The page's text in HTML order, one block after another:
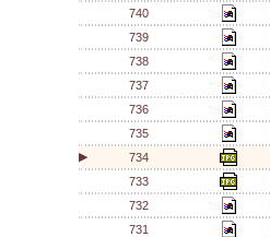
740
739
738
737
736
735
▶
734
733
732
731